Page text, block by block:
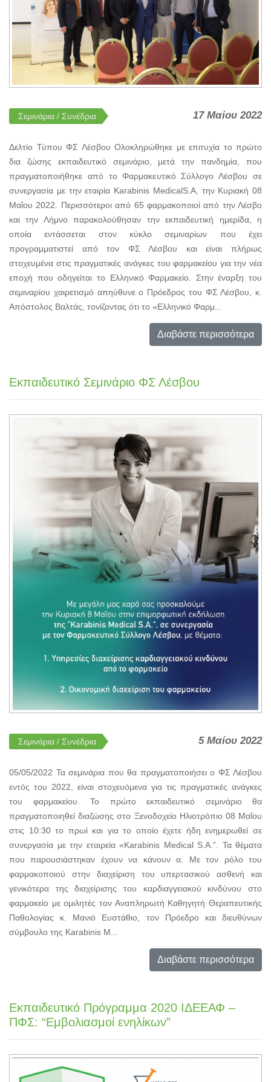
Σεμινάρια / Συνέδρια 17 Μαίου 2022
Δελτίο Τύπου ΦΣ Λέσβου Ολοκληρώθηκε με επιτυχία το πρώτο
δια ζώσης εκπαιδευτικό σεμινάριο, μετά την πανδημία, που
πραγματοποιήθηκε από το Φαρμακευτικό Σύλλογο Λέσβου σε
συνεργασία με την εταιρία Karabinis MedicalS.A, την Κυριακή 08
Μαΐου 2022. Περισσότεροι από 65 φαρμακοποιοί από την Λέσβο
και την Λήμνο παρακολούθησαν την εκπαιδευτική ημερίδα, η
οποία εντάσσεται στον κύκλο σεμιναρίων που έχει
προγραμματιστεί από τον ΦΣ Λέσβου και είναι πλήρως
στοχευμένα στις πραγματικές ανάγκες του φαρμακείου για την νέα
εποχή που οδηγείται το Ελληνικό Φαρμακείο. Στην έναρξη του
σεμιναρίου χαιρετισμό απηύθυνε ο Πρόεδρος του ΦΣ Λέσβου, κ.
Απόστολος Βαλτάς, τονίζοντας ότι το «Ελληνικό Φαρμ...
Διαβάστε περισσότερα
Εκπαιδευτικό Σεμινάριο ΦΣ Λέσβου
Σεμινάρια / Συνέδρια 5 Μαίου 2022
05/05/2022 Τα σεμινάρια που θα πραγματοποιήσει ο ΦΣ Λέσβου
εντός του 2022, είναι στοχευόμενα για τις πραγματικές ανάγκες
του φαρμακείου. Το πρώτο εκπαιδευτικό σεμινάριο θα
πραγματοποιηθεί διαζώσης στο Ξενοδοχείο Ηλιοτρόπιο 08 Μαΐου
στις 10:30 το πρωί και για το οποίο έχετε ήδη ενημερωθεί σε
συνεργασία με την εταιρεία «Karabinis Medical S.A.”. Τα θέματα
που παρουσιάστηκαν έχουν να κάνουν α. Με τον ρόλο του
φαρμακοποιού στην διαχείριση του υπερτασικού ασθενή και
γενικότερα της διαχείρισης του καρδιαγγειακού κινδύνου στο
φαρμακείο με ομιλητές τον Αναπληρωτή Καθηγητή Θεραπευτικής
Παθολογίας κ. Μανιό Ευστάθιο, τον Πρόεδρο και διευθύνων
σύμβουλο της Karabinis M...
Διαβάστε περισσότερα
Εκπαιδευτικό Πρόγραμμα 2020 ΙΔΕΕΑΦ –
ΠΦΣ: “Εμβολιασμοί ενηλίκων”